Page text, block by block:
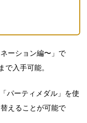
ーション編〜」で
で入手可能。
パーティメダル」を使
えることが可能で